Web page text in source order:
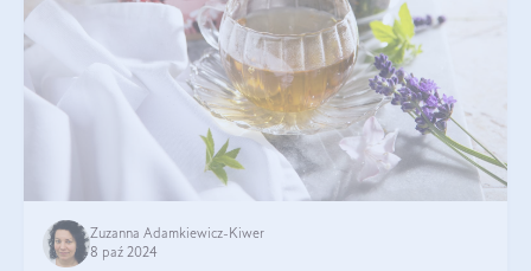
Zuzanna Adamkiewicz-Kiwer
8 paź 2024